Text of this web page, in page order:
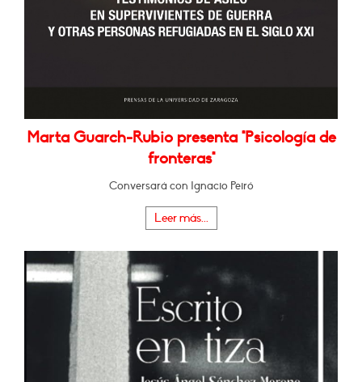
Marta Guarch-Rubio presenta "Psicología de
fronteras"
Conversará con Ignacio Peiró
Leer más...